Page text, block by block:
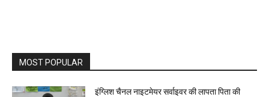
MOST POPULAR
इंग्लिश चैनल नाइटमेयर सर्वाइवर की लापता पिता की